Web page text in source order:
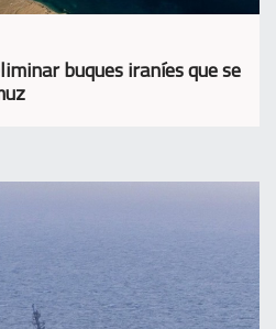
buques iraníes que se